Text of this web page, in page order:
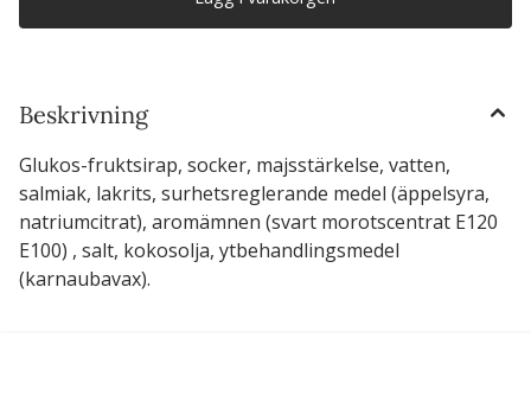
Beskrivning
Glukos-fruktsirap, socker, majsstärkelse, vatten,
salmiak, lakrits, surhetsreglerande medel (äppelsyra,
natriumcitrat), aromämnen (svart morotscentrat E120
E100) , salt, kokosolja, ytbehandlingsmedel
(karnaubavax).